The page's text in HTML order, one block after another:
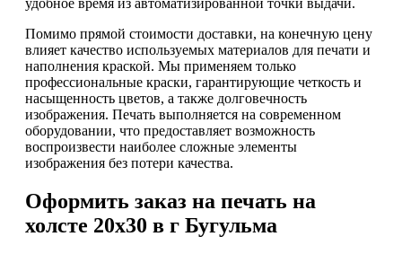
удобное время из автоматизированной точки выдачи.
Помимо прямой стоимости доставки, на конечную цену
влияет качество используемых материалов для печати и
наполнения краской. Мы применяем только
профессиональные краски, гарантирующие четкость и
насыщенность цветов, а также долговечность
изображения. Печать выполняется на современном
оборудовании, что предоставляет возможность
воспроизвести наиболее сложные элементы
изображения без потери качества.
Оформить заказ на печать на
холсте 20х30 в г Бугульма